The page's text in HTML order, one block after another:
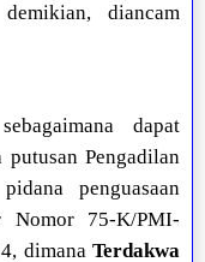
diancam
dapat
Pengadilan
penguasaan
Nomor 75-K/PMI-
dimana Terdakwa